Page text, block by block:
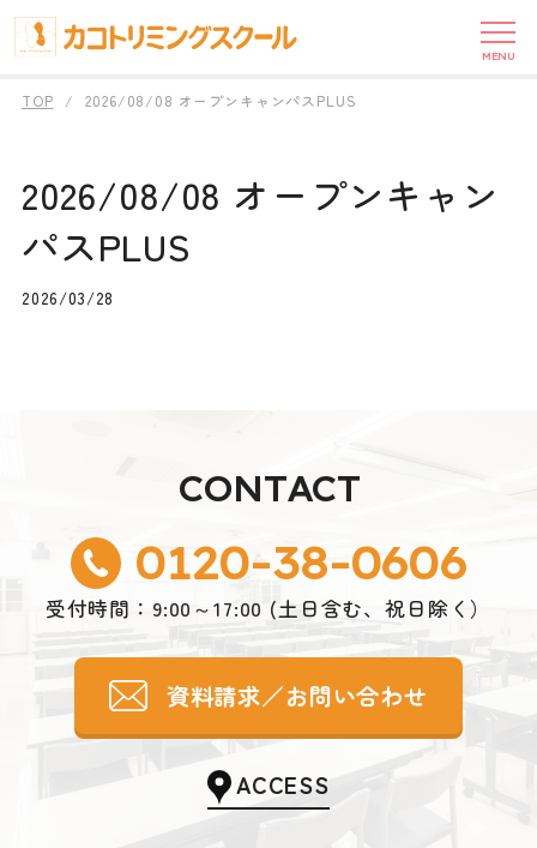
MENU
TOP 2026/08/08 オープンキャンパスPLUS
2026/08/08 オープンキャン
パスPLUS
2026/03/28
CONTACT
0120-38-0606
受付時間：9:00～17:00 (土日含む、祝日除く）
資料請求／お問い合わせ
ACCESS